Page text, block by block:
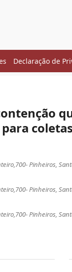
Declaração de
Pinheiros,
Pinheiros,
Pinheiros,